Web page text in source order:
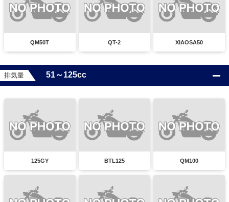
QM50T QT-2 XIAOSA50
排気量 51～125cc
125GY BTL125 QM100